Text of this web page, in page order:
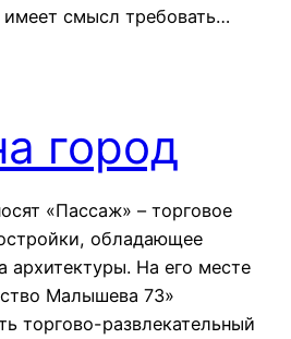
имеет смысл требовать…
город
«Пассаж» – торговое
обладающее
архитектуры. На его месте
Малышева 73»
торгово-развлекательный